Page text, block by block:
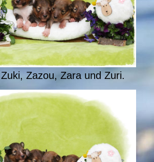
Zazou, Zara und Zuri.